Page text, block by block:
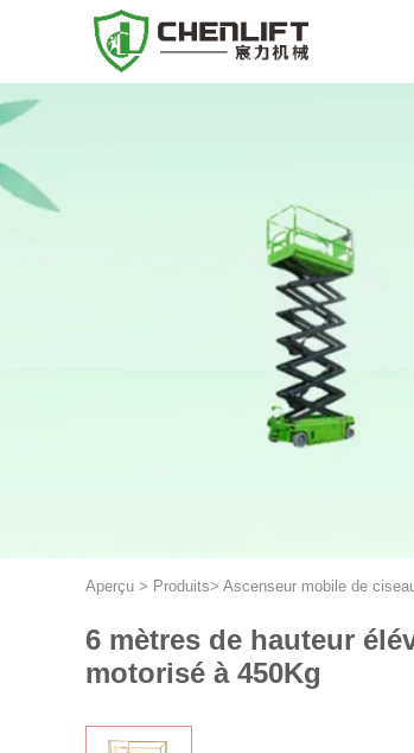
Aperçu > Produits> Ascenseur mobile de
6 mètres de hauteur
motorisé à 450Kg